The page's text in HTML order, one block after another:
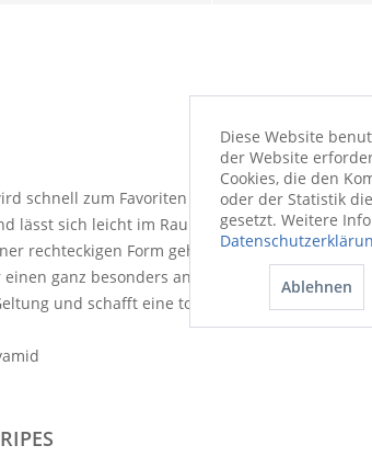
schnell zum Favoriten in den eigenen vier
lässt sich leicht im Raum Ihrer Wahl
rechteckigen Form gehaltene Teppich eine
einen ganz besonders angenehmen
und schafft eine tolle Atmosphäre. Mit
Diese Website
der Website
Cookies, die den
oder der Statistik
gesetzt. Weitere
Ablehnen